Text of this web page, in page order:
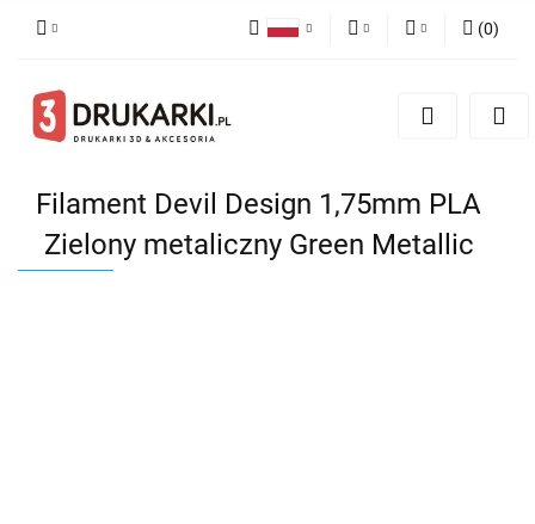
English
Zarejestruj się
(0)
Filament Devil Design 1,75mm PLA
Zielony metaliczny Green Metallic